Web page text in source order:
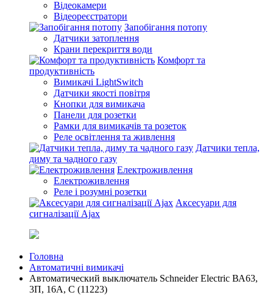
Відеокамери
Відеореєстратори
Запобігання потопу
Датчики затоплення
Крани перекриття води
Комфорт та
продуктивність
Вимикачі LightSwitch
Датчики якості повітря
Кнопки для вимикача
Панели для розетки
Рамки для вимикачів та розеток
Реле освітлення та живлення
Датчики тепла,
диму та чадного газу
Електроживлення
Електроживлення
Реле і розумні розетки
Аксесуари для
сигналізації Ajax
Головна
Автоматичні вимикачі
Автоматический выключатель Schneider Electric ВА63,
3П, 16A, C (11223)